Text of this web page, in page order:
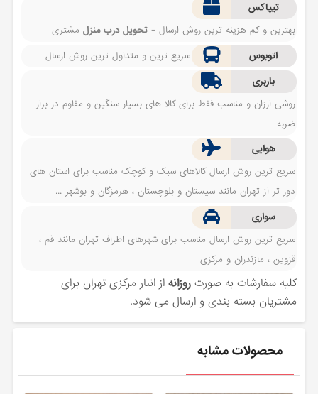
تیپاکس
بهترین و کم هزینه ترین روش ارسال -تحویل درب منزل مشتری
اتوبوس
سریع ترین و متداول ترین روش ارسال
باربری
روشی ارزان و مناسب فقط برای کالا های بسیار سنگین و مقاوم در برار
ضربه
هوایی
سریع ترین روش ارسال کالاهای سبک و کوچک مناسب برای استان های
دور تر از تهران مانند سیستان و بلوچستان ، هرمزگان و بوشهر ...
سواری
سریع ترین روش ارسال مناسب برای شهرهای اطراف تهران مانند قم ،
قزوین ، مازندران و مرکزی
کلیه سفارشات به صورتروزانه از انبار مرکزی تهران برای
مشتریان بسته بندی و ارسال می شود.
محصولات مشابه